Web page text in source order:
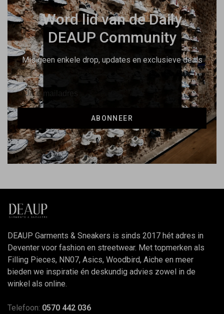
Word lid van de Daily
DEAUP Community
Mis geen enkele drop, updates en exclusieve deals
ABONNEER
DEAUP Garments & Sneakers is sinds 2017 hét adres in
Deventer voor fashion en streetwear. Met topmerken als
Filling Pieces, NN07, Asics, Woodbird, Aiche en meer
bieden we inspiratie én deskundig advies zowel in de
winkel als online.
Telefoon: 0570 442 036